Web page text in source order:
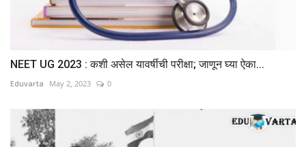
NEET UG 2023 : कशी असेल यावर्षीची परीक्षा; जाणून घ्या ऐका...
Eduvarta May 2, 2023 0